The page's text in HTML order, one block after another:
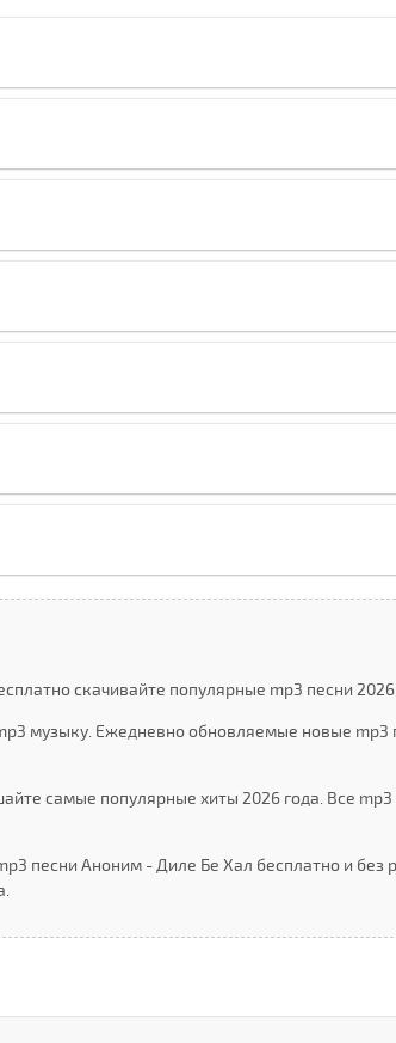
скачивайте популярные mp3 песни 2026
музыку. Ежедневно обновляемые новые mp3
самые популярные хиты 2026 года. Все
песни Аноним - Диле Бе Хал бесплатно и без